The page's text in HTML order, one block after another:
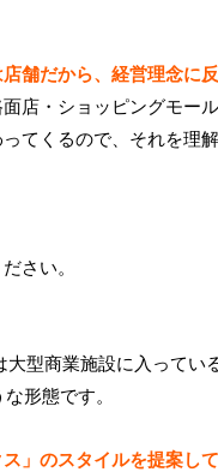
舗だから、経営理念に
店・ショッピングモー
てくるので、それを理
さい。
型商業施設に入ってい
形態です。
」のスタイルを提案し